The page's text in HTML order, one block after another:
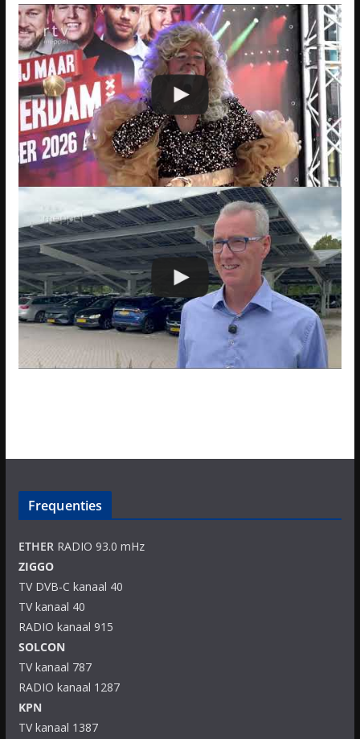
Frequenties
ETHERRADIO 93.0 mHz
ZIGGO
TV DVB-C kanaal 40
TV kanaal 40
RADIO kanaal 915
SOLCON
TV kanaal 787
RADIO kanaal 1287
KPN
TV kanaal 1387